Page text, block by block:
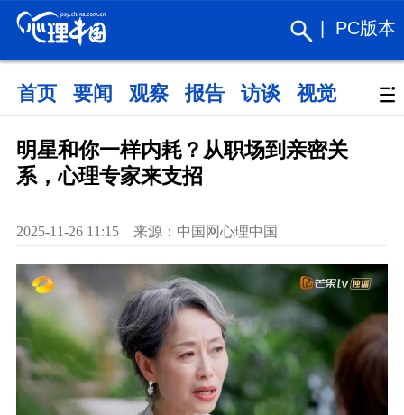
PC版本
首页 要闻 观察 报告 访谈 视觉 政策
明星和你一样内耗？从职场到亲密关
系，心理专家来支招
2025-11-26 11:15 来源：中国网心理中国